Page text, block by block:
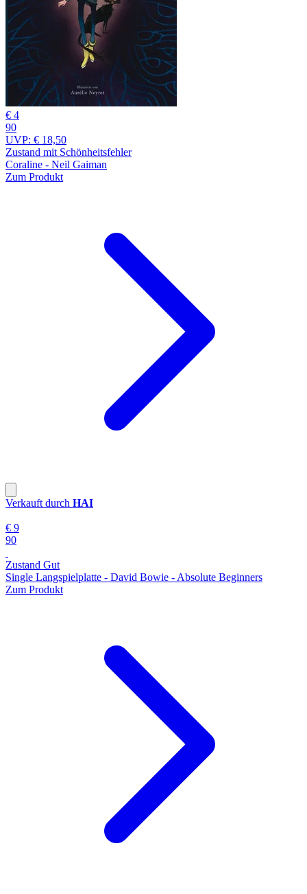
€ 4
90
UVP: € 18,50
Zustand mit Schönheitsfehler
Coraline - Neil Gaiman
Zum Produkt
Verkauft durch HAI
€ 9
90
Zustand Gut
Single Langspielplatte - David Bowie - Absolute Beginners
Zum Produkt